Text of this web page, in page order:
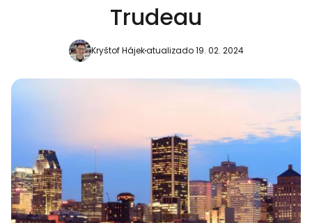
Trudeau
Kryštof Hájekatualizado 19. 02. 2024
Continuar com o Facebook
eletrónico